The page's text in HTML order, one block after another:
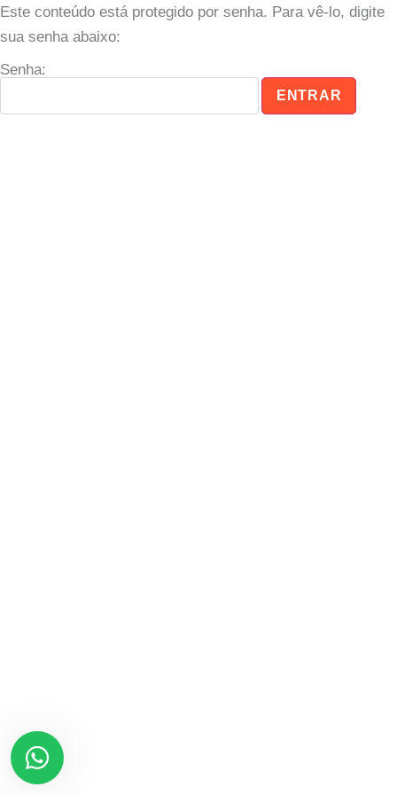
Este conteúdo está protegido por senha. Para vê-lo, digite
sua senha abaixo:
Senha: